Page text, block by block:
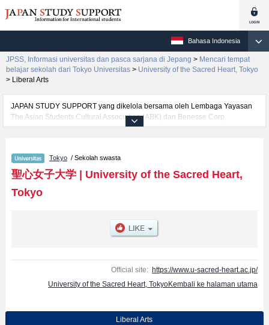
Bahasa Indonesia
JPSS, Informasi universitas dan pasca sarjana di Jepang > Mencari tempat
belajar sekolah dari Tokyo Universitas > University of the Sacred Heart, Tokyo
> Liberal Arts
JAPAN STUDY SUPPORT yang dikelola bersama oleh Lembaga Yayasan
The Asian Students Cultural Association (ABK) dan Benesse Corp.
menyediakan informasi sekitar 1300 universitas, pascasarjana, universitas
mencakup informasi per fakultas seperti Fakultas Liberal Arts, serta
berbagai informasi yang berguna bagi mahasiswa(i) mancanegara seperti
kuota untuk jumlah pendaftar dan jumlah kelulusan ujian masuk
mahasiswa(i) mancanegara, informasi mengenai ujian masuk, prasarana
Tokyo / Sekolah swasta
聖心女子大学| University of the Sacred Heart,
Tokyo
Official site: https://www.u-sacred-heart.ac.jp/
University of the Sacred Heart, TokyoKembali ke halaman utama
Liberal Arts